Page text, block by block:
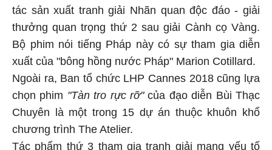
tác sản xuất tranh giải Nhãn quan độc đáo - giải
thưởng quan trọng thứ 2 sau giải Cành cọ Vàng.
Bộ phim nói tiếng Pháp này có sự tham gia diễn
xuất của "bông hồng nước Pháp" Marion Cotillard.
Ngoài ra, Ban tổ chức LHP Cannes 2018 cũng lựa
chọn phim "Tàn tro rực rỡ"của đạo diễn Bùi Thạc
Chuyên là một trong 15 dự án thuộc khuôn khổ
chương trình The Atelier.